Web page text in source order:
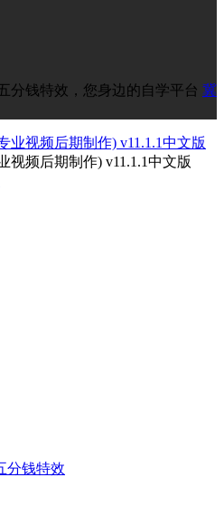
分钱特效，您身边的自学平台 冀
视频后期制作) v11.1.1中文版